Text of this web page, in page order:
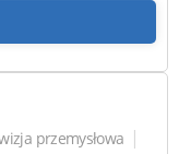
przemysłowa |